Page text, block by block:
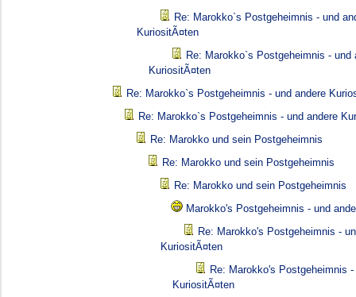
Re: Marokko`s Postgeheimnis - und
KuriositÃ¤ten
Re: Marokko`s Postgeheimnis - und
KuriositÃ¤ten
Re: Marokko`s Postgeheimnis - und andere
Re: Marokko`s Postgeheimnis - und andere
Re: Marokko und sein Postgeheimnis
Re: Marokko und sein Postgeheimnis
Re: Marokko und sein Postgeheimnis
Marokko's Postgeheimnis - und
Re: Marokko's Postgeheimnis -
KuriositÃ¤ten
Re: Marokko's Postgeheimnis -
KuriositÃ¤ten